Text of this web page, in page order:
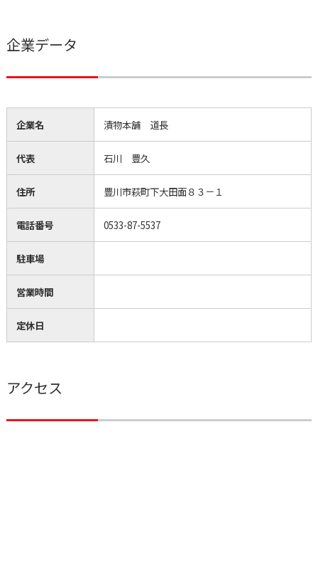
企業データ
企業名 漬物本舗 道長
代表 石川 豊久
住所 豊川市萩町下大田面８３－１
電話番号 0533-87-5537
駐車場
営業時間
定休日
アクセス